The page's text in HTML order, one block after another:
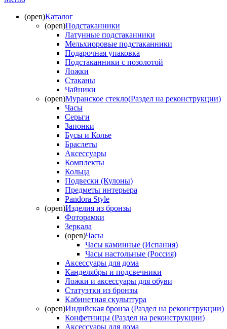
(open)Каталог
(open)Подстаканники
Латунные подстаканники
Мельхиоровые подстаканники
Подарочная упаковка
Подстаканники с позолотой
Ложки
Стаканы
Чайники
(open)Муранское стекло(Раздел на реконструкции)
Часы
Серьги
Запонки
Бусы и Колье
Браслеты
Аксессуары
Комплекты
Кольца
Подвески (Кулоны)
Предметы интерьера
Pandora Style
(open)Изделия из бронзы
Фоторамки
Зеркала
(open)Часы
Часы каминные (Испания)
Часы настольные (Россия)
Аксессуары для дома
Канделябры и подсвечники
Ложки и аксессуары для обуви
Статуэтки из бронзы
Кабинетная скульптура
(open)Индийская бронза (Раздел на реконструкции)
Конфетницы (Раздел на реконструкции)
Аксессуары для дома